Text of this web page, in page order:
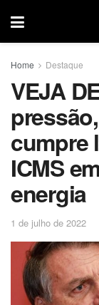
Home Destaque
VEJA
cumpre
ICMS
energia
1 de julho de 2022